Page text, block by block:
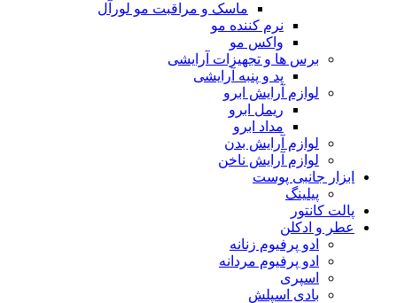
ماسک و مراقبت مو لورآل
نرم کننده مو
واکس مو
برس ها و تجهیزات آرایشی
پد و پنبه آرایشی
لوازم آرایش ابرو
ریمل ابرو
مداد ابرو
لوازم آرایش بدن
لوازم آرایش ناخن
ابزار جانبی پوست
پیلینگ
پالت کانتور
عطر و ادکلن
ادو پرفیوم زنانه
ادو پرفیوم مردانه
اسپری
بادی اسپلش